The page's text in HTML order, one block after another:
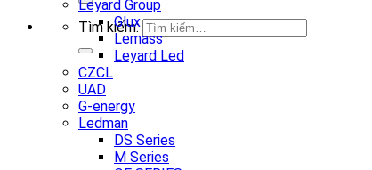
Tìm kiếm:
Leyard Group
Glux
Lemass
Leyard Led
CZCL
UAD
G-energy
Ledman
DS Series
M Series